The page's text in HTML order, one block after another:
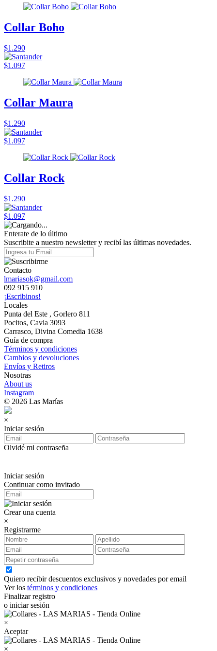
Collar Boho
$1.290
$1.097
Collar Maura
$1.290
$1.097
Collar Rock
$1.290
$1.097
Enterate de lo último
Suscribite a nuestro newsletter y recibí las últimas novedades.
Contacto
lmariasok@gmail.com
092 915 910
¡Escribinos!
Locales
Punta del Este , Gorlero 811
Pocitos, Cavia 3093
Carrasco, Divina Comedia 1638
Guía de compra
Términos y condiciones
Cambios y devoluciones
Envíos y Retiros
Nosotras
About us
Instagram
© 2026 Las Marías
×
Iniciar sesión
Olvidé mi contraseña
Iniciar sesión
Continuar como invitado
Crear una cuenta
×
Registrarme
Quiero recibir descuentos exclusivos y novedades por email
Ver los términos y condiciones
Finalizar registro
o iniciar sesión
×
Aceptar
×